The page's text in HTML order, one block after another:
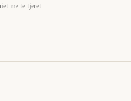
me te tjeret.